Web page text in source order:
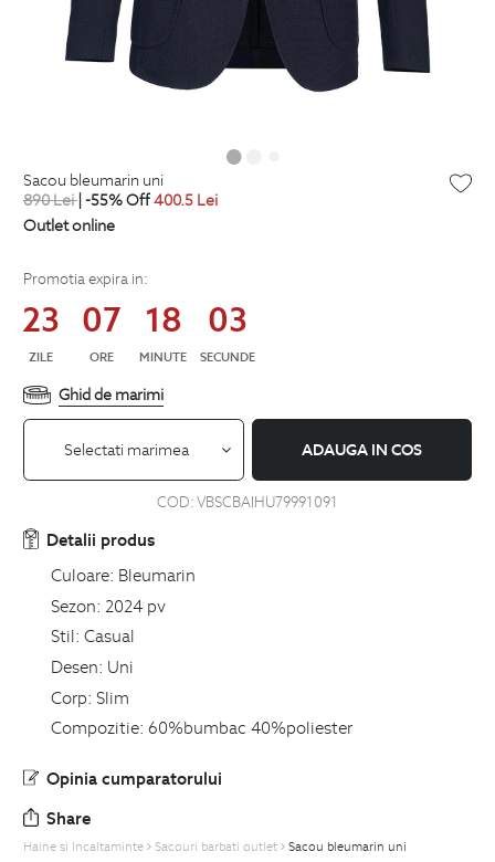
sacou bleumarin uni
890Lei| -55% Off400.5 Lei
Outlet online
Promotia expira in:
23
ZILE
07
ORE
18
MINUTE
02
SECUNDE
Ghid de marimi
Selectati marimea ADAUGA IN COS
COD:VBSCBAIHU79991091
Detalii produs
Culoare: Bleumarin
Sezon: 2024 pv
Stil: Casual
Desen: Uni
Corp: Slim
Compozitie: 60%bumbac 40%poliester
Opinia cumparatorului
Share
Haine si Incaltaminte Sacouri barbati outlet Sacou bleumarin uni